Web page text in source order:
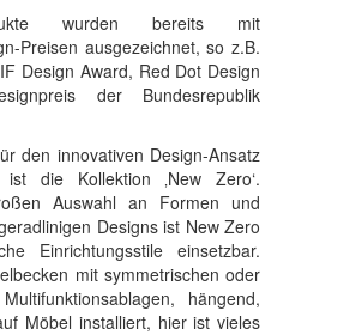
wurden bereits mit
Preisen ausgezeichnet, so z.B.
Design Award, Red Dot Design
der Bundesrepublik
den innovativen Design-Ansatz
ist die Kollektion ‚New Zero‘.
Auswahl an Formen und
Designs ist New Zero
Einrichtungsstile einsetzbar.
mit symmetrischen oder
hängend,
Möbel installiert, hier ist vieles